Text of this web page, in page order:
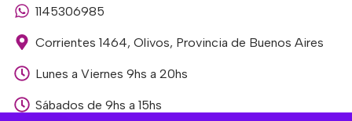
1145306985
Corrientes 1464, Olivos, Provincia de Buenos Aires
Lunes a Viernes 9hs a 20hs
Sábados de 9hs a 15hs